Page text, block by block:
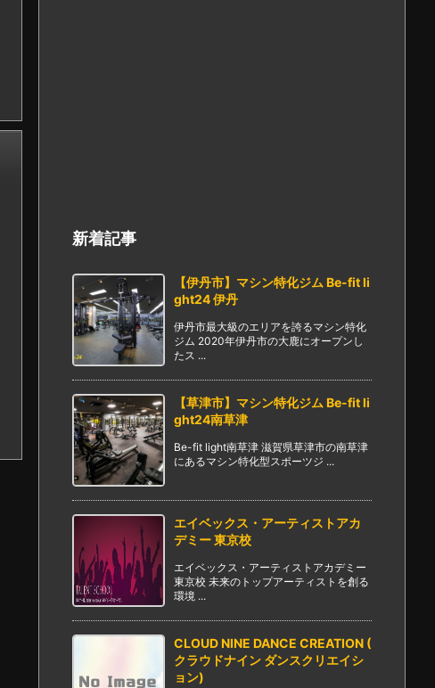
新着記事
【伊丹市】マシン特化ジム Be-fit li
ght24 伊丹
伊丹市最大級のエリアを誇るマシン特化
ジム 2020年伊丹市の大鹿にオープンし
たス ...
【草津市】マシン特化ジム Be-fit li
ght24南草津
Be-fit light南草津 滋賀県草津市の南草津
にあるマシン特化型スポーツジ ...
エイベックス・アーティストアカ
デミー 東京校
エイベックス・アーティストアカデミー
東京校 未来のトップアーティストを創る
環境 ...
CLOUD NINE DANCE CREATION (
クラウドナイン ダンスクリエイシ
ョン)